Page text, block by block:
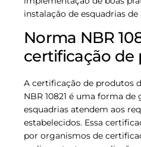
instalação de esquadrias
Norma NBR
certificação de
A certificação de produtos
NBR 10821 é uma forma de
esquadrias atendem aos
estabelecidos. Essa
por organismos de